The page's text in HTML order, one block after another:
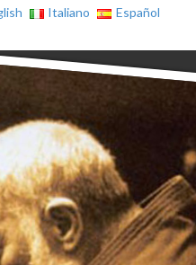
Italiano
Español